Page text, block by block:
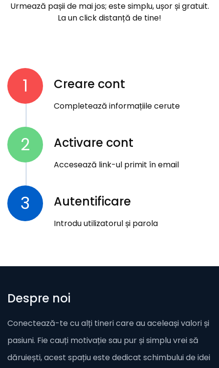
Urmează pașii de mai jos; este simplu, ușor și gratuit.
La un click distanță de tine!
1 Creare cont
Completează informațiile cerute
2 Activare cont
Accesează link-ul primit în email
3 Autentificare
Introdu utilizatorul și parola
Despre noi
Conectează-te cu alți tineri care au aceleași valori și
pasiuni. Fie cauți motivație sau pur și simplu vrei să
dăruiești, acest spațiu este dedicat schimbului de idei